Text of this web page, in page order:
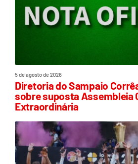
5 de agosto de 2026
Diretoria do Sampaio
sobre suposta Assembleia
Extraordinária